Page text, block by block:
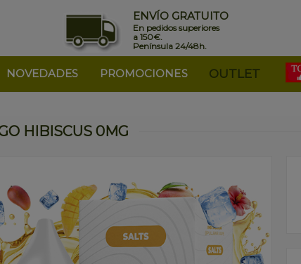
ENVÍO GRATUITO
En pedidos superiores
a 150€.
Península 24/48h.
NOVEDADES PROMOCIONES OUTLET
HIBISCUS 0MG